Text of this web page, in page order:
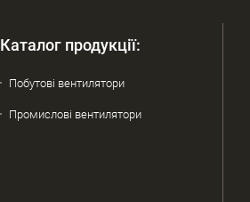
Каталог продукції:
Побутові вентилятори
Промислові вентилятори